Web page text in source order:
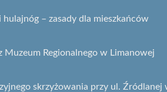
– zasady dla mieszkańców
Muzeum Regionalnego w Limanowej
skrzyżowania przy ul. Źródlanej